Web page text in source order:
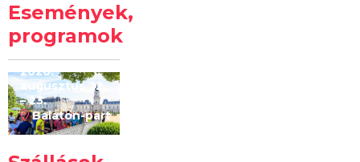
Események,
programok
Kilóméterek
2026
2026.
augusztus 22
– 23.
Balaton-part